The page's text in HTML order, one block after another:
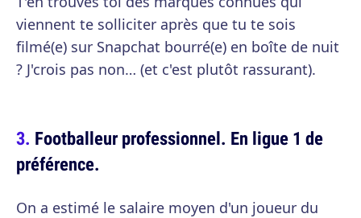
viennent te solliciter après que tu te sois
filmé(e) sur Snapchat bourré(e) en boîte de nuit
? J'crois pas non… (et c'est plutôt rassurant).
Footballeur professionnel. En ligue 1 de
préférence.
On a estimé le salaire moyen d'un joueur du